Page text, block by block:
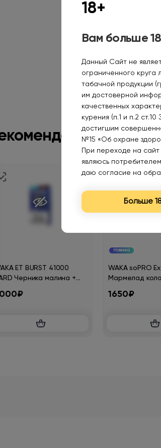
ET BURST 41000
Черника малина +
Новинка
WAKA soPRO
Мармелад
1650₽
18+
Вам больше
Данный Сайт не
ограниченного круга
табачной продукции
им достоверной
качественных
курения (п.1 и п.2
достигшим
№15 «Об охране
При переходе на
являюсь
даю согласие на
Больше